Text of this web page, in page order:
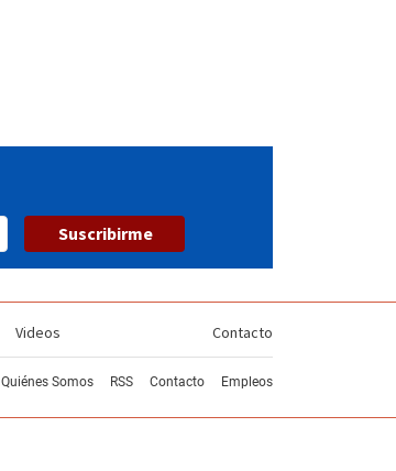
Suscribirme
Videos Contacto
Quiénes Somos RSS Contacto Empleos